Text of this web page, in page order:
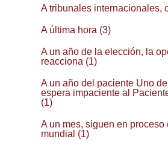
A tribunales internacionales,
A última hora (3)
A un año de la elección, la
reacciona (1)
A un año del paciente Uno
espera impaciente al
(1)
A un mes, siguen en proceso
mundial (1)